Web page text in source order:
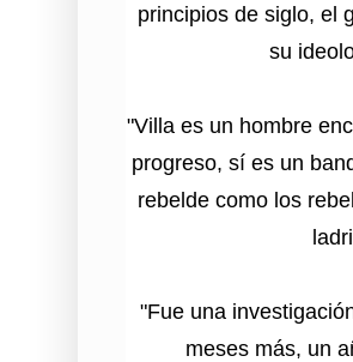
principios de siglo, el
su
"Villa es un hombre
progreso, sí es un
rebelde como los
"Fue una
meses más, un